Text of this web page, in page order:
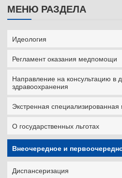
МЕНЮ РАЗДЕЛА
Идеология
Регламент оказания медпомощи
Направление на консультацию в
здравоохранения
Экстренная
О государственных льготах
Внеочередное и
Диспансеризация